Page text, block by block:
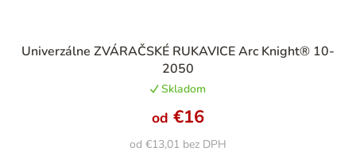
Univerzálne ZVÁRAČSKÉ RUKAVICE Arc Knight® 10-
2050
hodnotenie
produktu
je
5,0
z
5
Skladom
od €13,01 bez DPH
od €16